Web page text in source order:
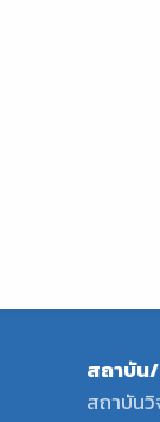
สถาบัน
สถาบัน